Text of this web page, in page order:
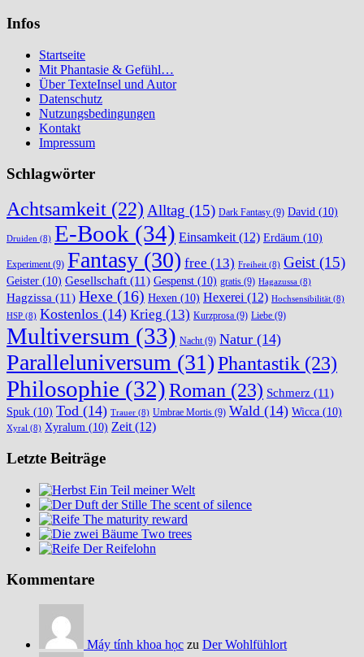
Infos
Startseite
Mit Phantasie & Gefühl…
Über TexteInsel und Autor
Datenschutz
Nutzungsbedingungen
Kontakt
Impressum
Schlagwörter
Achtsamkeit (22) Alltag (15) Dark Fantasy (9) David (10)
Druiden (8) E-Book (34) Einsamkeit (12) Erdäum (10)
Experiment(9) Fantasy (30) free (13) Freiheit (8) Geist (15)
Geister (10) Gesellschaft (11) Gespenst (10) gratis (9) Hagazussa (8)
Hagzissa (11) Hexe (16) Hexen (10) Hexerei (12) Hochsensibilität (8)
HSP (8) Kostenlos (14) Krieg (13) Kurzprosa (9) Liebe (9)
Multiversum (33) Nacht(9) Natur (14)
Paralleluniversum (31)Phantastik (23)
Philosophie (32)Roman (23) Schmerz (11)
Spuk (10) Tod (14) Trauer (8) Umbrae Mortis (9) Wald (14) Wicca (10)
Xyral (8) Xyralum (10) Zeit (12)
Letzte Beiträge
Ein Teil meiner Welt
The scent of silence
The maturity reward
Two trees
Der Reifelohn
Kommentare
Máy tính khoa học zu Der Wohlfühlort